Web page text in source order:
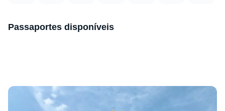
Passaportes disponíveis